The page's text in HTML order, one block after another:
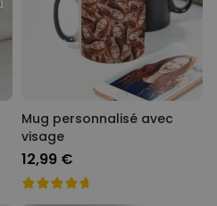
Mug personnalisé avec
visage
12,99 €